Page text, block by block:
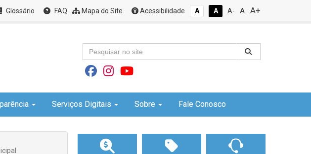
Glossário FAQ Mapa do Site Acessibilidade A A A- A A+
Serviços Digitais Sobre Fale Conosco